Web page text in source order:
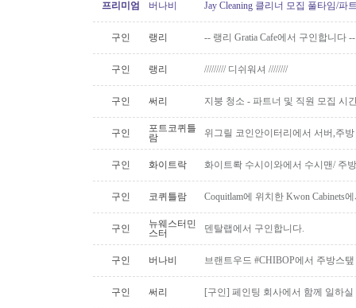
프리미엄 버나비 Jay Cleaning 클리너 모집 풀타임/파
구인 랭리 -- 랭리 Gratia Cafe에서 구인합니다 --
구인 랭리 ///////// 디쉬워셔 ////////
구인 써리 지붕 청소 - 파트너 및 직원 모집 시
구인
포트코퀴틀
람
위그릴 코인안이터리에서 서버,주
구인 화이트락 화이트롹 수시이와에서 수시맨/ 주
구인 코퀴틀람 Coquitlam에 위치한 Kwon Cabinets
구인
뉴웨스터민
스터
덴탈랩에서 구인합니다.
구인 버나비 브랜트우드 #CHIBOP에서 주방스
구인 써리 [구인] 페인팅 회사에서 함께 일하